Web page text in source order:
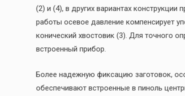
(2) и (4), в других вариантах
работы осевое давление компенсирует
конический хвостовик (3). Для точного
встроенный прибор.
Более надежную фиксацию заготовок,
обеспечивают встроенные в пиноль